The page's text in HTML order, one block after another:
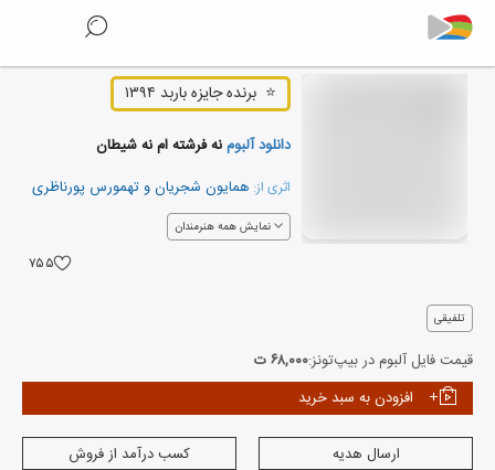
⭐ برنده جایزه باربد ۱۳۹۴
دانلود آلبومنه فرشته ام نه شیطان
اثری از: همایون شجریانوتهمورس پورناظری
نمایش همه هنرمندان
۷۵۵
تلفیقی
قیمت فایل آلبوم در بیپ‌تونز:۶۸,۰۰۰ ت
افزودن به سبد خرید
ارسال هدیه کسب درآمد از فروش